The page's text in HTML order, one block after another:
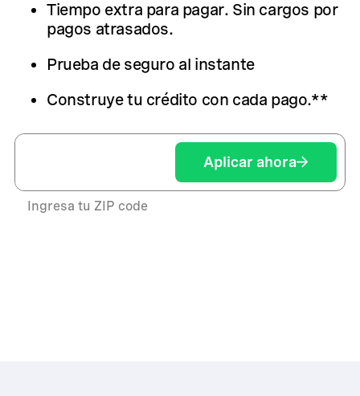
Tiempo extra para pagar. Sin cargos por
pagos atrasados.
Prueba de seguro al instante
Construye tu crédito con cada pago.**
Ingresa tu ZIP code
Aplicar ahora